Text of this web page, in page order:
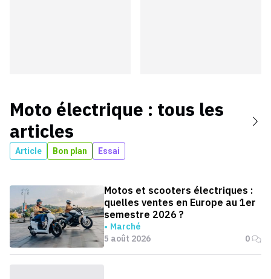
Moto électrique : tous les
articles
Article Bon plan Essai
Motos et scooters électriques :
quelles ventes en Europe au 1er
semestre 2026 ?
Marché
5 août 2026
0